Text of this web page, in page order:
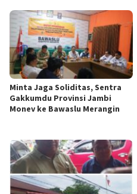
Minta Jaga Soliditas, Sentra
Gakkumdu Provinsi Jambi
Monev ke Bawaslu Merangin